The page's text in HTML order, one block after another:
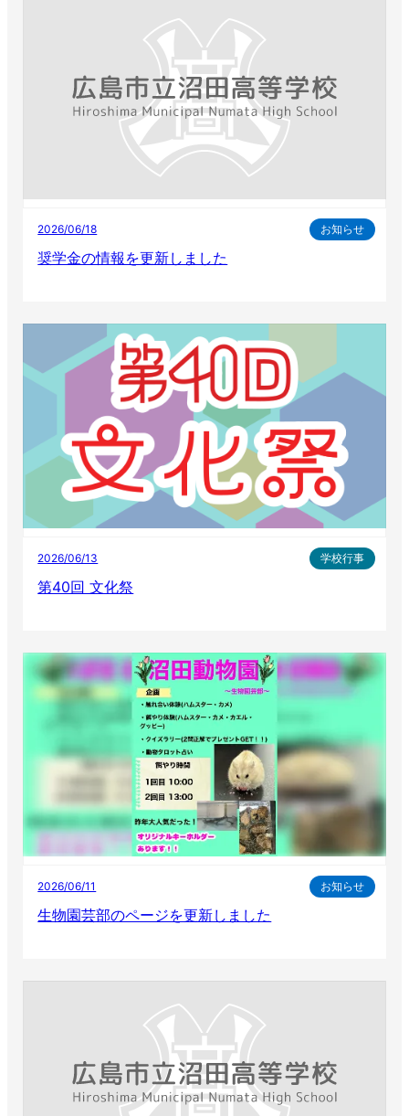
2026/06/18 お知らせ
奨学金の情報を更新しました
2026/06/13 学校行事
第40回 文化祭
2026/06/11 お知らせ
生物園芸部のページを更新しました